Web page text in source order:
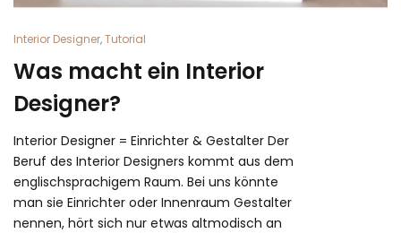
Interior Designer,Tutorial
Was macht ein Interior
Designer?
Interior Designer = Einrichter & Gestalter Der
Beruf des Interior Designers kommt aus dem
englischsprachigem Raum. Bei uns könnte
man sie Einrichter oder Innenraum Gestalter
nennen, hört sich nur etwas altmodisch an